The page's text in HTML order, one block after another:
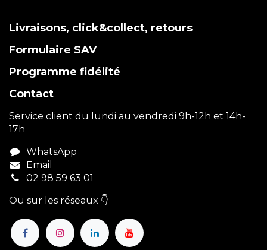
Livraisons, click&collect, retours
Formulaire SAV
Programme fidélité
Contact
Service client du lundi au vendredi 9h-12h et 14h-
17h
WhatsApp
Email
02 98 59 63 01
Ou sur les réseaux 👇